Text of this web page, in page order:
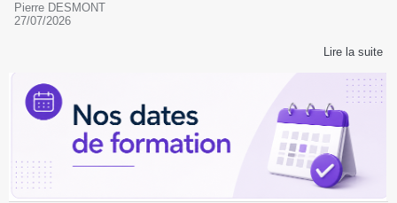
Pierre DESMONT
27/07/2026
Lire la suite